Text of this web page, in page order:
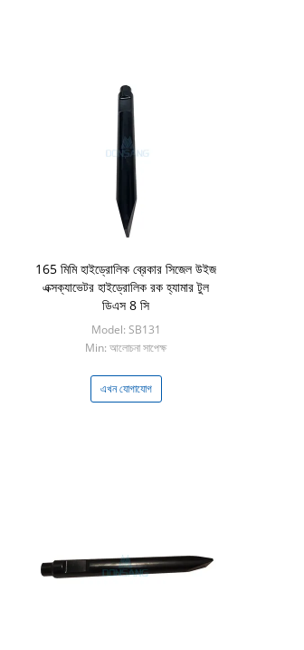
165 মিমি হাইড্রোলিক ব্রেকার সিজেল উইজ
এক্সক্যাভেটর হাইড্রোলিক রক হ্যামার টুল
ডিএস 8 সি
Model: SB131
Min: আলোচনা সাপেক্ষ
এখন যোগাযোগ